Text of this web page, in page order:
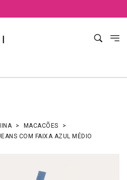
MACACÕES
COM FAIXA AZUL MÉDIO